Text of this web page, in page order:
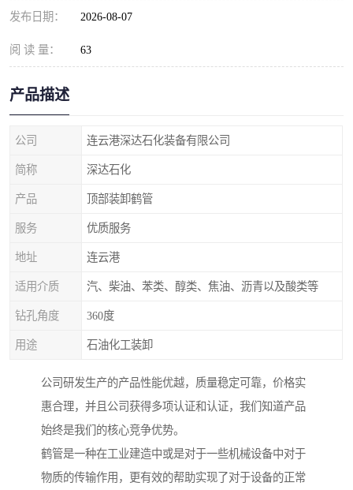
发布日期： 2026-08-07
阅 读 量： 63
产品描述
公司 连云港深达石化装备有限公司
简称 深达石化
产品 顶部装卸鹤管
服务 优质服务
地址 连云港
适用介质 汽、柴油、苯类、醇类、焦油、沥青以及酸类等
钻孔角度 360度
用途 石油化工装卸
公司研发生产的产品性能优越，质量稳定可靠，价格实
惠合理，并且公司获得多项认证和认证，我们知道产品
始终是我们的核心竞争优势。
鹤管是一种在工业建造中或是对于一些机械设备中对于
物质的传输作用，更有效的帮助实现了对于设备的正常